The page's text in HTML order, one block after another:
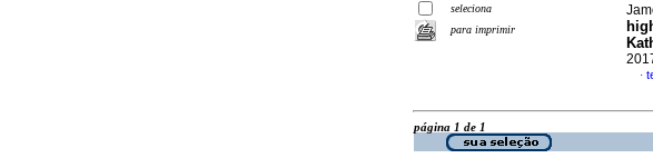
seleciona
para imprimir
·
página 1 de 1